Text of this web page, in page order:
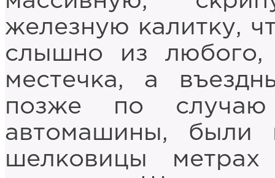
железную калитку,
слышно из любого,
местечка, а
позже по случаю
автомашины, были
шелковицы